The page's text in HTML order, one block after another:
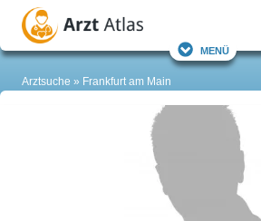
Menü
Arztsuche Frankfurt am Main